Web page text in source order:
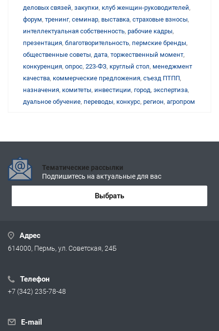
деловых связей, закупки, клуб женщин-руководителей,
форум, тренинг, семинар, выставка, страховые взносы,
интеллектуальная собственность, рабочие кадры,
презентация, благотворительность, пермские бренды,
общественные советы, дата, торжественный момент,
конкуренция, опрос, 223-ФЗ, круглый стол, менеджмент
качества, коммерческие предложения, съезд ПТПП,
назначения, комитеты, инвестиции, город, экспертиза,
дуальное обучение, переводы, конкурс, регион, агропром
Тематические рассылки
Подпишитесь на актуальные для вас
Выбрать
Адрес
614000, Пермь, ул. Советская, 24Б
Телефон
+7 (342) 235-78-48
E-mail